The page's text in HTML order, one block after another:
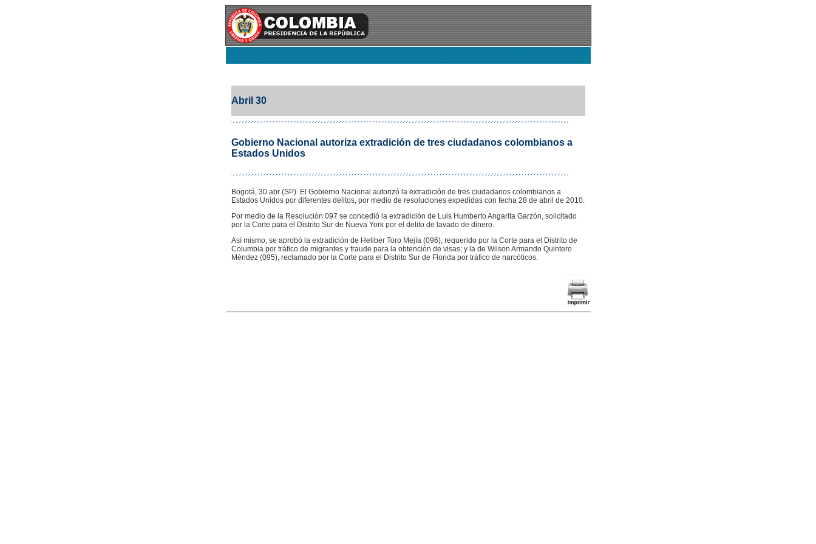
Abril 30
Gobierno Nacional autoriza extradición de tres ciudadanos colombianos a
Estados Unidos
Bogotá, 30 abr (SP). El Gobierno Nacional autorizó la extradición de tres ciudadanos colombianos a
Estados Unidos por diferentes delitos, por medio de resoluciones expedidas con fecha 28 de abril de 2010.
Por medio de la Resolución 097 se concedió la extradición de Luis Humberto Angarita Garzón, solicitado
por la Corte para el Distrito Sur de Nueva York por el delito de lavado de dinero.
Así mismo, se aprobó la extradición de Heliber Toro Mejía (096), requerido por la Corte para el Distrito de
Columbia por tráfico de migrantes y fraude para la obtención de visas; y la de Wilson Armando Quintero
Méndez (095), reclamado por la Corte para el Distrito Sur de Florida por tráfico de narcóticos.